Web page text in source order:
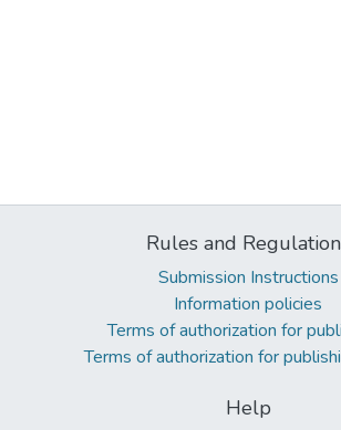
Rules and
Submission Instructions
Information policies
Terms of authorization for
Terms of authorization for
Help